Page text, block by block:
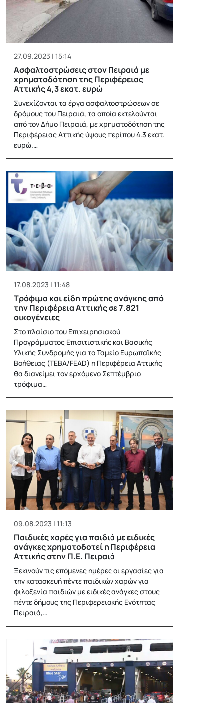
27.09.2023 | 15:14
Ασφαλτοστρώσεις στον Πειραιά με
χρηματοδότηση της Περιφέρειας
Αττικής 4,3 εκατ. ευρώ
Συνεχίζονται τα έργα ασφαλτοστρώσεων σε
δρόμους του Πειραιά, τα οποία εκτελούνται
από τον Δήμο Πειραιά, με χρηματοδότηση της
Περιφέρειας Αττικής ύψους περίπου 4.3 εκατ.
ευρώ.…
17.08.2023 | 11:48
Τρόφιμα και είδη πρώτης ανάγκης από
την Περιφέρεια Αττικής σε 7.821
οικογένειες
Στο πλαίσιο του Επιχειρησιακού
Προγράμματος Επισιτιστικής και Βασικής
Υλικής Συνδρομής για το Ταμείο Ευρωπαϊκής
Βοήθειας (ΤΕΒΑ/FEAD) η Περιφέρεια Αττικής
θα διανείμει τον ερχόμενο Σεπτέμβριο
τρόφιμα…
09.08.2023 | 11:13
Παιδικές χαρές για παιδιά με ειδικές
ανάγκες χρηματοδοτεί η Περιφέρεια
Αττικής στην Π.Ε. Πειραιά
Ξεκινούν τις επόμενες ημέρες οι εργασίες για
την κατασκευή πέντε παιδικών χαρών για
φιλοξενία παιδιών με ειδικές ανάγκες στους
πέντε δήμους της Περιφερειακής Ενότητας
Πειραιά,…